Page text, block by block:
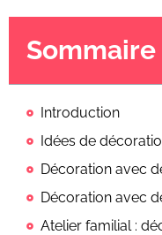
Sommaire
Introduction
Idées de
Décoration avec
Décoration avec
Atelier familial :